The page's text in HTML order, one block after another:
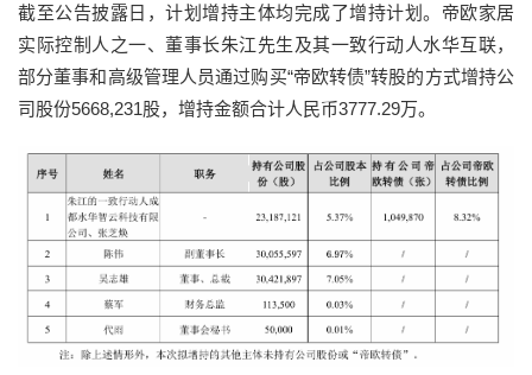
截至公告披露日，计划增持主体均完成了增持计划。帝欧家居
实际控制人之一、董事长朱江先生及其一致行动人水华互联，
部分董事和高级管理人员通过购买“帝欧转债”转股的方式增持公
司股份5668,231股，增持金额合计人民币3777.29万。